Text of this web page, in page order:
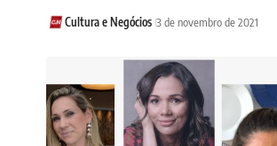
Cultura e Negócios 3 de novembro de 2021